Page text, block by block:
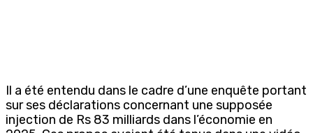
Il a été entendu dans le cadre d’une enquête portant
sur ses déclarations concernant une supposée
injection de Rs 83 milliards dans l’économie en